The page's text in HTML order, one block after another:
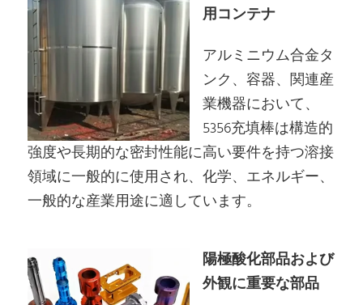
用コンテナ
アルミニウム合金タ
ンク、容器、関連産
業機器において、
5356充填棒は構造的
強度や長期的な密封性能に高い要件を持つ溶接
領域に一般的に使用され、化学、エネルギー、
一般的な産業用途に適しています。
陽極酸化部品および
外観に重要な部品